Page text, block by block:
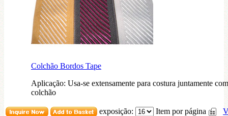
Colchão Bordos Tape
Aplicação: Usa-se extensamente para costura juntamente
colchão
exposição: Item por página